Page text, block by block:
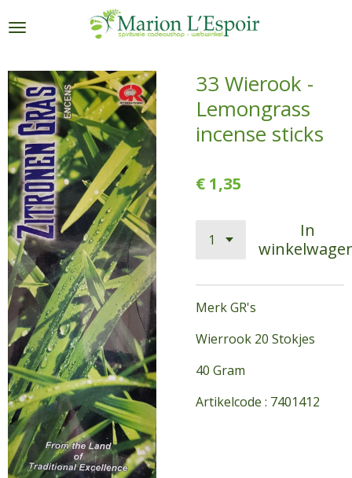
direct
de
hoofdinhoud
33 Wierook -
Lemongrass
incense sticks
€ 1,35
In
Merk GR's
Wierrook 20 Stokjes
40 Gram
Artikelcode : 7401412